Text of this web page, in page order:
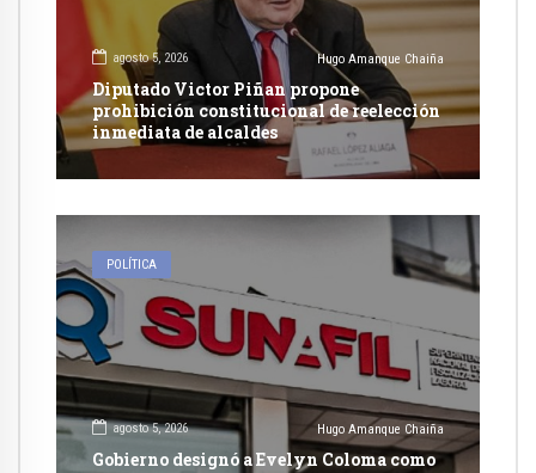
agosto 5, 2026 Hugo Amanque Chaiña
Diputado Victor Piñan propone
prohibición constitucional de reelección
inmediata de alcaldes
POLÍTICA
agosto 5, 2026 Hugo Amanque Chaiña
Gobierno designó a Evelyn Coloma como